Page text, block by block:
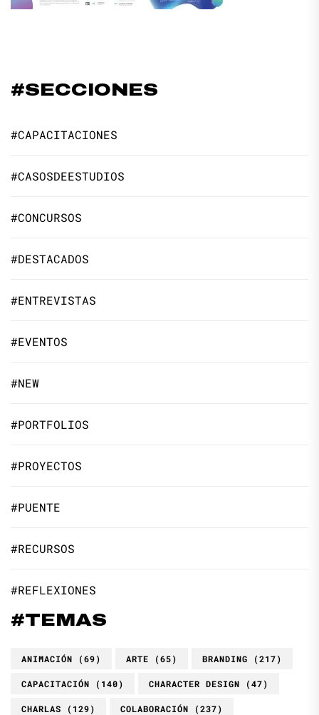
#SECCIONES
#CAPACITACIONES
#CASOSDEESTUDIOS
#CONCURSOS
#DESTACADOS
#ENTREVISTAS
#EVENTOS
#NEW
#PORTFOLIOS
#PROYECTOS
#PUENTE
#RECURSOS
#REFLEXIONES
#TEMAS
ANIMACIÓN (69) ARTE (65) BRANDING (217)
CAPACITACIÓN (140) CHARACTER DESIGN (47)
CHARLAS (129) COLABORACIÓN (237)